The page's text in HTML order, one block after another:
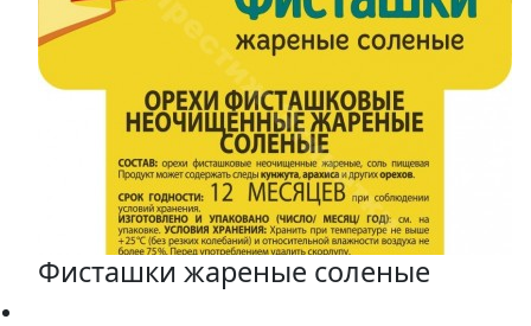
Фисташки жареные соленые